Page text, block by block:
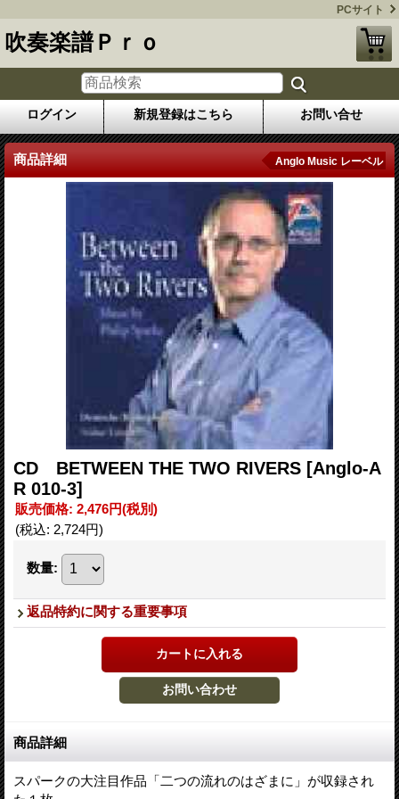
PCサイト
吹奏楽譜Ｐｒｏ
ログイン 新規登録はこちら お問い合せ
商品詳細 Anglo Music レーベル
CD BETWEEN THE TWO RIVERS [Anglo-A
R 010-3]
販売価格: 2,476円(税別)
(税込: 2,724円)
数量:
返品特約に関する重要事項
商品詳細
スパークの大注目作品「二つの流れのはざまに」が収録され